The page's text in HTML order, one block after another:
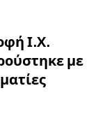
Ι.Χ.
με